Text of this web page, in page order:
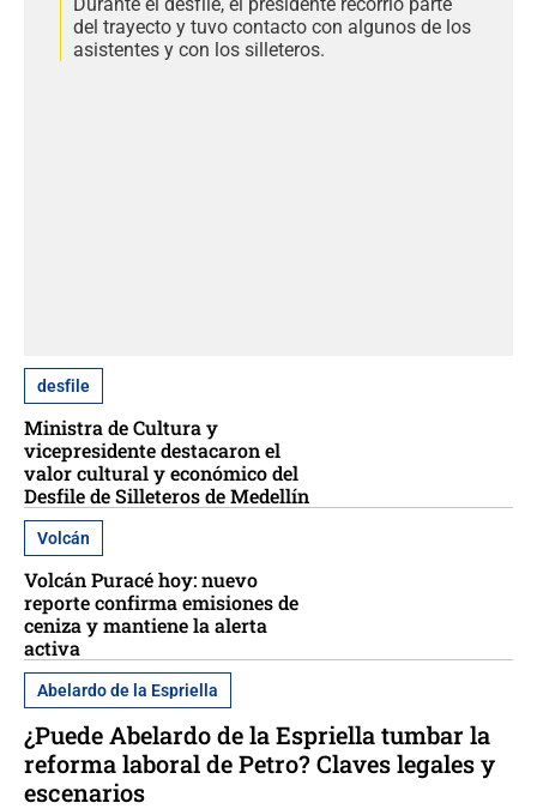
del trayecto y tuvo contacto con algunos de los
asistentes y con los silleteros.
desfile
Ministra de Cultura y
vicepresidente destacaron el
valor cultural y económico del
Desfile de Silleteros de Medellín
Volcán
Volcán Puracé hoy: nuevo
reporte confirma emisiones de
ceniza y mantiene la alerta
activa
Abelardo de la Espriella
¿Puede Abelardo de la Espriella tumbar la
reforma laboral de Petro? Claves legales y
escenarios